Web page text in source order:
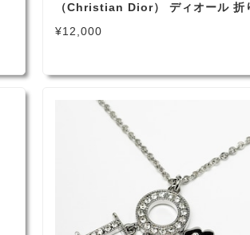
（Christian Dior） ディオール 折
み傘 マルチカラー オレンジ ネイビ
¥12,000